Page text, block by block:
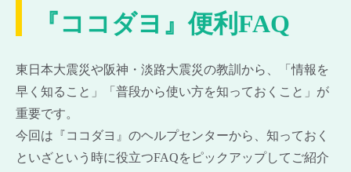
『ココダヨ』便利FAQ
東日本大震災や阪神・淡路大震災の教訓から、
「情報を
早く知ること」「普段から使い方を知っておくこと」が
重要です。
今回は『ココダヨ』のヘルプセンターから、 知っておく
といざという時に役立つFAQをピックアップしてご紹介